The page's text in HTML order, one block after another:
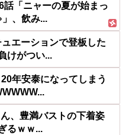
話「ニャーの夏が始まっ
、飲み...
エーションで登板した
けがつい...
年安泰になってしまう
、豊満バストの下着姿
るｗｗ...